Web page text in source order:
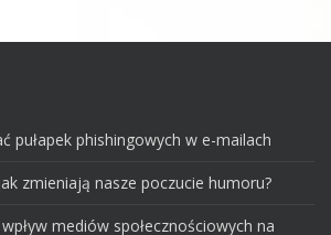
pułapek phishingowych w e-mailach
zmieniają nasze poczucie humoru?
mediów społecznościowych na